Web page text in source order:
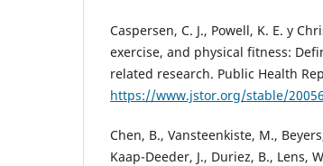
Caspersen, C. J., Powell, K. E. y
exercise, and physical fitness:
related research. Public Health
https://www.jstor.org/stable/
Chen, B., Vansteenkiste, M.,
Kaap-Deeder, J., Duriez, B., Lens,